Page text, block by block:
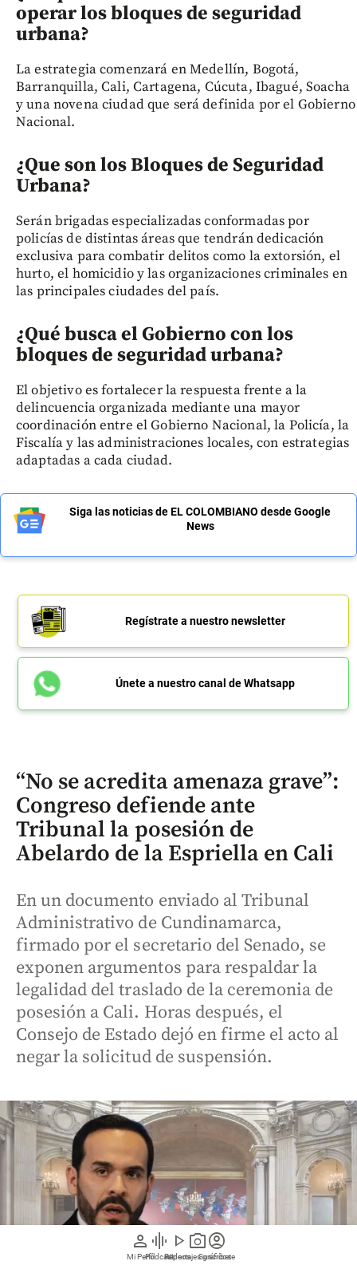
person
Mi Perfil
graphic_eq
Pódcast
play_arrow
Videos
photo_camera
Reportajes gráficos
account_circle
Suscríbete
operar los bloques de seguridad
urbana?
La estrategia comenzará en Medellín, Bogotá,
Barranquilla, Cali, Cartagena, Cúcuta, Ibagué, Soacha
y una novena ciudad que será definida por el Gobierno
Nacional.
¿Que son los Bloques de Seguridad
Urbana?
Serán brigadas especializadas conformadas por
policías de distintas áreas que tendrán dedicación
exclusiva para combatir delitos como la extorsión, el
hurto, el homicidio y las organizaciones criminales en
las principales ciudades del país.
¿Qué busca el Gobierno con los
bloques de seguridad urbana?
El objetivo es fortalecer la respuesta frente a la
delincuencia organizada mediante una mayor
coordinación entre el Gobierno Nacional, la Policía, la
Fiscalía y las administraciones locales, con estrategias
adaptadas a cada ciudad.
Siga las noticias de EL COLOMBIANO desde Google
News
Regístrate a nuestro newsletter
Únete a nuestro canal de Whatsapp
“No se acredita amenaza grave”:
Congreso defiende ante
Tribunal la posesión de
Abelardo de la Espriella en Cali
En un documento enviado al Tribunal
Administrativo de Cundinamarca,
firmado por el secretario del Senado, se
exponen argumentos para respaldar la
legalidad del traslado de la ceremonia de
posesión a Cali. Horas después, el
Consejo de Estado dejó en firme el acto al
negar la solicitud de suspensión.